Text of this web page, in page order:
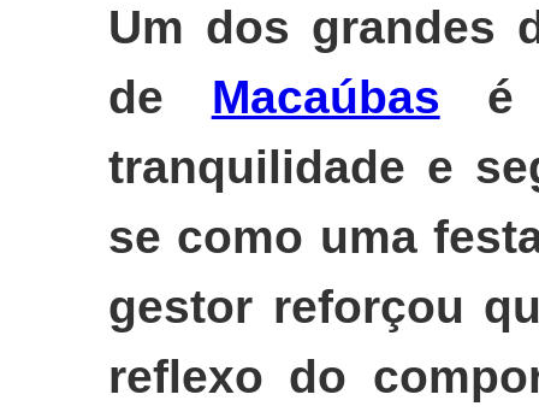
Um dos grandes
de Macaúbas é
tranquilidade e
se como uma
gestor reforçou
reflexo do